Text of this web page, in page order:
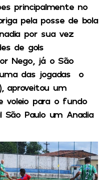
principalmente no
pela posse de bola
por sua vez
de gols
Nego, já o São
das jogadas o
aproveitou um
voleio para o fundo
São Paulo um Anadia